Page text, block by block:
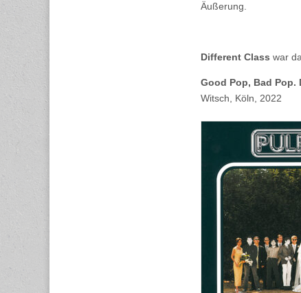
Äußerung.
Different Class war
Good Pop, Bad
Witsch, Köln, 2022